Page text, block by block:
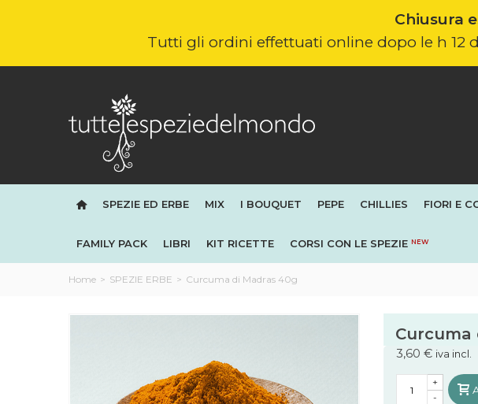
Chiusura
Tutti gli ordini effettuati online dopo le h 12
SPEZIE ED ERBE MIX I BOUQUET PEPE CHILLIES FIORI E
FAMILY PACK LIBRI KIT RICETTE CORSI CON LE SPEZIE NEW
Home > SPEZIE ERBE > Curcuma di Madras 40g
Curcuma
3,60 € iva incl.
-
+